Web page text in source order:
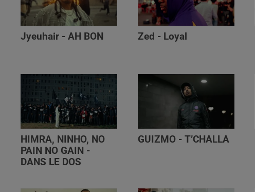
Jyeuhair - AH BON Zed - Loyal
HIMRA, NINHO, NO
PAIN NO GAIN -
DANS LE DOS
GUIZMO - T’CHALLA